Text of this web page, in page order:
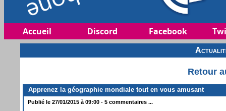
Accueil Discord Facebook
Retour
Apprenez la géographie mondiale tout en vous amusant
Publié le 27/01/2015 à 09:00 - 5 commentaires ...